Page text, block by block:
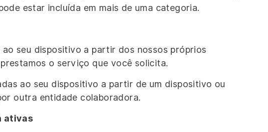
estar incluída em mais de uma categoria.
ao seu dispositivo a partir dos nossos próprios
o serviço que você solicita.
ao seu dispositivo a partir de um dispositivo ou
outra entidade colaboradora.
ativas